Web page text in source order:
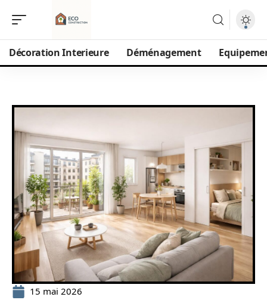
Décoration Interieure Déménagement
15 mai 2026